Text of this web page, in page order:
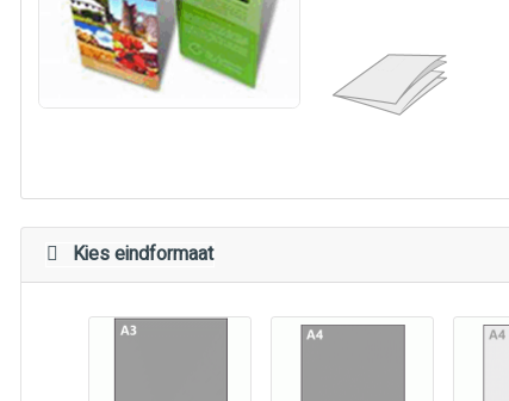
Kies eindformaat